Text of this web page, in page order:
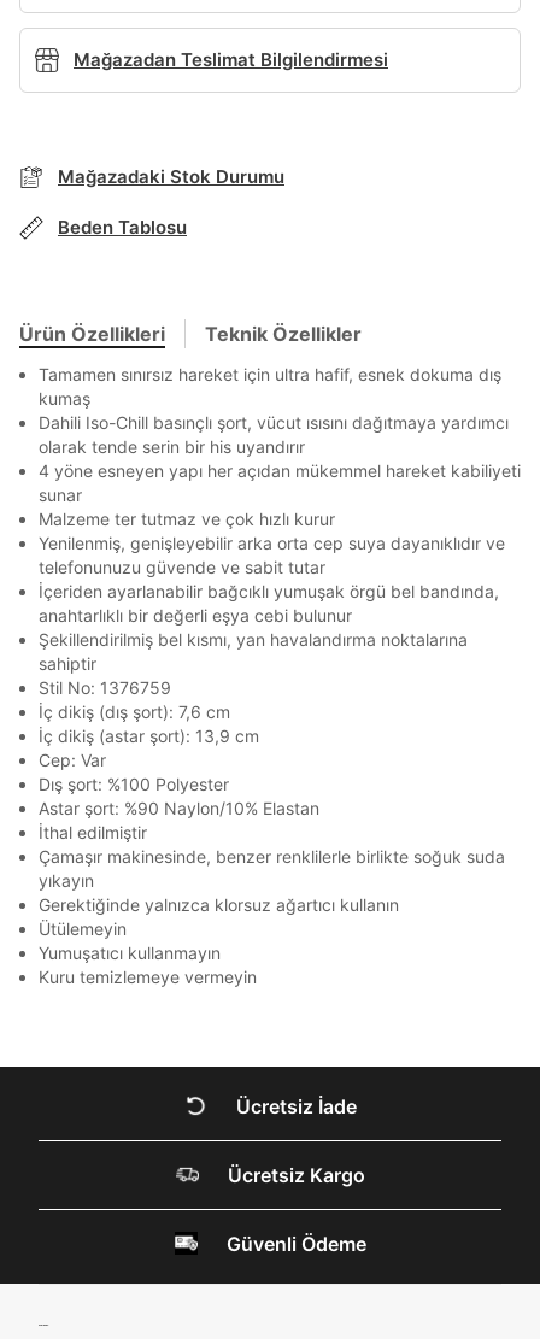
ARMOUR SİTESİNDE
MİSİNİZ?
Hangi bölgede alışveriş yapmak istersin?
TAKSİT SEÇENEKLERİ
Banka Kart Taksit
İşbankası Maximum 6
Akbank Axess 4
QNB QNB 4
AnadoluBank World 3
Mağazadan Teslimat Bilgilendirmesi
Mağazadaki Stok Durumu
Beden Tablosu
Ürün Özellikleri Teknik Özellikler
Tamamen sınırsız hareket için ultra hafif, esnek dokuma dış
kumaş
Dahili Iso-Chill basınçlı şort, vücut ısısını dağıtmaya yardımcı
olarak tende serin bir his uyandırır
4 yöne esneyen yapı her açıdan mükemmel hareket kabiliyeti
sunar
Malzeme ter tutmaz ve çok hızlı kurur
Yenilenmiş, genişleyebilir arka orta cep suya dayanıklıdır ve
telefonunuzu güvende ve sabit tutar
İçeriden ayarlanabilir bağcıklı yumuşak örgü bel bandında,
anahtarlıklı bir değerli eşya cebi bulunur
Şekillendirilmiş bel kısmı, yan havalandırma noktalarına
sahiptir
Stil No: 1376759
İç dikiş (dış şort): 7,6 cm
İç dikiş (astar şort): 13,9 cm
Cep: Var
Dış şort: %100 Polyester
Astar şort: %90 Naylon/10% Elastan
İthal edilmiştir
Çamaşır makinesinde, benzer renklilerle birlikte soğuk suda
yıkayın
Gerektiğinde yalnızca klorsuz ağartıcı kullanın
Ütülemeyin
Yumuşatıcı kullanmayın
Kuru temizlemeye vermeyin
Mağazada Bul
Beden Seçin
Mağazada Bul
BEDEN TABLOSU
Stok Bildirimi
bildirim göndereceğiz.
Kapat
Ücretsiz İade
Ücretsiz Kargo
Güvenli Ödeme
Kapat
Kapat
Siparişinizin durumu hakkında bilgi alabilmek için
E-posta Adresi *
Sipariş Numaranız *
Sorgula
Telefon Numarası*
Bir rakam
Bir büyük harf
Aşağıdakileri okudum ve kabul ediyorum:
Kişisel verileriniz Aydınlatma Metni,Hüküm ve Koşullar
uyarınca işlenecektir. Kişisel verilerimin Doğuş
Perakende Satış Giyim ve Aksesuar Ticaret A.Ş.
tarafından ticari elektronik ileti gönderilmesi amacıyla
işlenmesini kabul ediyorum.
Sms
Çağrı Merkezi / Arama
Kişisel verilerimin Doğuş Perakende Satış Giyim ve
Aksesuar Ticaret A.Ş. bünyesinde yer alan
Doğuş Grubu şirketlerinde bulunan pazarlama
verilerimin kişiselleştirilmiş reklamcılık faaliyeti
amacıyla işlenmesini kabul ediyorum.
Kimlik, iletişim ve müşteri işlem verilerimin alınan
dışında bulunması sebebiyle yurt dışında mukim
Amazon Inc. ve Google LLC. ile paylaşılmasını kabul
ediyorum.
SMS Onay Kodu
Bilgilerinizi güncellemek için lütfen telefonunuza SMS
ile gelen kodu girerek telefon numaranızı doğrulayın.
SMS Onay Kodu
Bilgilerinizi güncellemek için lütfen telefonunuza SMS
ile gelen kodu girerek telefon numaranızı doğrulayın.